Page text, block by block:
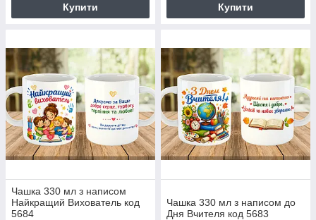
Купити Купити
Чашка 330 мл з написом
Найкращий Вихователь код
5684
Чашка 330 мл з написом до
Дня Вчителя код 5683